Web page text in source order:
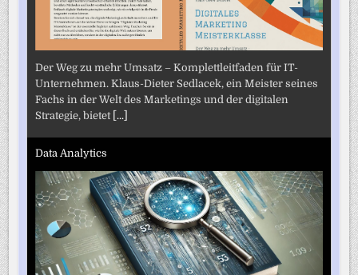
Der Weg zu mehr Umsatz – Komplettleitfaden für IT-
Unternehmen. Klaus-Dieter Sedlacek, ein Meister seines
Fachs in der Welt des Marketings und der digitalen
Strategie, bietet [...]
Data Analytics